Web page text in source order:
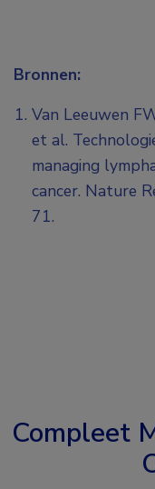
Bronnen:
Van Leeuwen
et al.
managing
cancer. Nature
71.
Compleet